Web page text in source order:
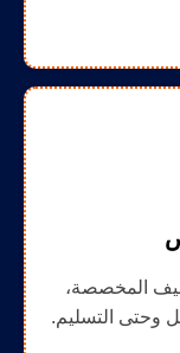
المخصصة،
وحتى التسليم.